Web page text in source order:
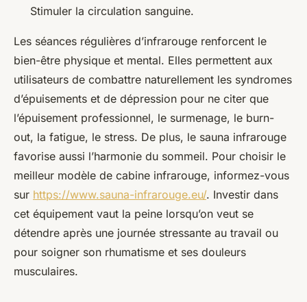
Stimuler la circulation sanguine.
Les séances régulières d’infrarouge renforcent le
bien-être physique et mental. Elles permettent aux
utilisateurs de combattre naturellement les syndromes
d’épuisements et de dépression pour ne citer que
l’épuisement professionnel, le surmenage, le burn-
out, la fatigue, le stress. De plus, le sauna infrarouge
favorise aussi l’harmonie du sommeil. Pour choisir le
meilleur modèle de cabine infrarouge, informez-vous
sur https://www.sauna-infrarouge.eu/. Investir dans
cet équipement vaut la peine lorsqu’on veut se
détendre après une journée stressante au travail ou
pour soigner son rhumatisme et ses douleurs
musculaires.